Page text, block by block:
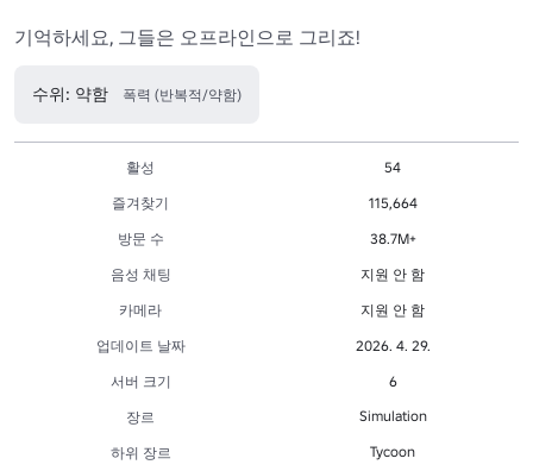
기억하세요, 그들은 오프라인으로 그리죠!
수위: 약함 폭력 (반복적/약함)
활성
54
즐겨찾기
115,664
방문 수
38.7M+
음성 채팅
지원 안 함
카메라
지원 안 함
업데이트 날짜
2026. 4. 29.
서버 크기
6
장르
Simulation
하위 장르 Tycoon